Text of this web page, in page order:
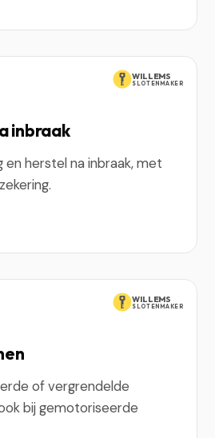
WILLEMS
SLOTENMAKER
inbraak
en herstel na inbraak, met
WILLEMS
SLOTENMAKER
of vergrendelde
bij gemotoriseerde